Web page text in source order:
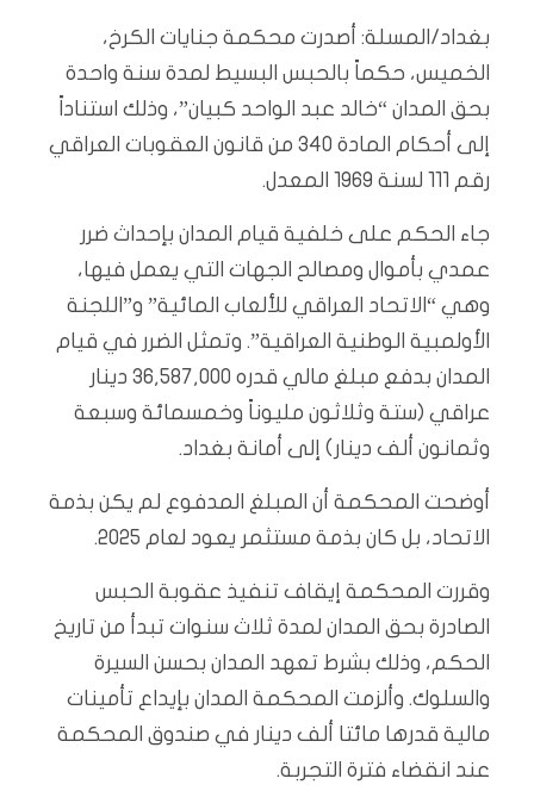
بغداد/المسلة: أصدرت محكمة جنايات الكرخ،
الخميس، حكماً بالحبس البسيط لمدة سنة واحدة
بحق المدان “خالد عبد الواحد كبيان”، وذلك استناداً
إلى أحكام المادة 340 من قانون العقوبات العراقي
رقم 111 لسنة 1969 المعدل.
جاء الحكم على خلفية قيام المدان بإحداث ضرر
عمدي بأموال ومصالح الجهات التي يعمل فيها،
وهي “الاتحاد العراقي للألعاب المائية” و”اللجنة
الأولمبية الوطنية العراقية”. وتمثل الضرر في قيام
المدان بدفع مبلغ مالي قدره 36,587,000 دينار
عراقي (ستة وثلاثون مليوناً وخمسمائة وسبعة
وثمانون ألف دينار) إلى أمانة بغداد.
أوضحت المحكمة أن المبلغ المدفوع لم يكن بذمة
الاتحاد، بل كان بذمة مستثمر يعود لعام 2025.
وقررت المحكمة إيقاف تنفيذ عقوبة الحبس
الصادرة بحق المدان لمدة ثلاث سنوات تبدأ من تاريخ
الحكم، وذلك بشرط تعهد المدان بحسن السيرة
والسلوك. وألزمت المحكمة المدان بإيداع تأمينات
مالية قدرها مائتا ألف دينار في صندوق المحكمة
عند انقضاء فترة التجربة.